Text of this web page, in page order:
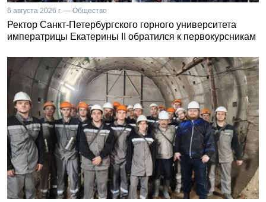
6 августа 2026 г. — Общество
Ректор Санкт-Петербургского горного университета
императрицы Екатерины II обратился к первокурсникам